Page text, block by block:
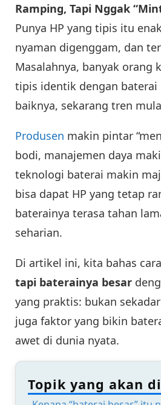
Ramping, Tapi Nggak
Punya HP yang tipis itu
nyaman digenggam, dan
Masalahnya, banyak orang
tipis identik dengan baterai
baiknya, sekarang tren
Produsen makin pintar
bodi, manajemen daya
teknologi baterai makin
bisa dapat HP yang tetap
baterainya terasa tahan
seharian.
Di artikel ini, kita bahas
tapi baterainya besar
yang praktis: bukan
juga faktor yang bikin
awet di dunia nyata.
Topik yang akan